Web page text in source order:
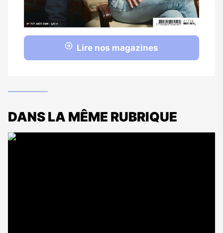
Lire nos magazines
DANS LA MÊME RUBRIQUE